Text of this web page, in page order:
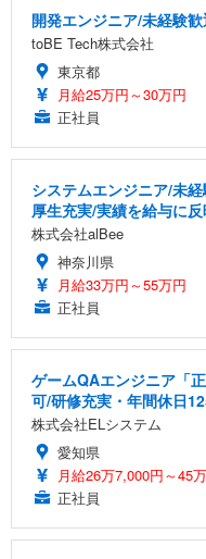
開発エンジニア/未経験
toBE Tech株式会社
東京都
月給25万円～30万円
正社員
システムエンジニア/未
厚生充実/実績を給与に
株式会社alBee
神奈川県
月給33万円～55万円
正社員
ゲームQAエンジニア「
可/研修充実・年間休日
株式会社ELシステム
愛知県
月給26万7,000円～45
正社員